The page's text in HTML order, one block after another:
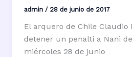
admin / 28 de junio de 2017
El arquero de Chile Claudio
detener un penalti a Nani
miércoles 28 de junio